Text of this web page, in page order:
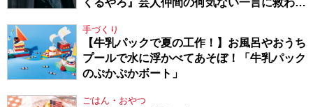
くるやろ』芸人仲間の何気ない一言に救われ
手づくり
【牛乳パックで夏の工作！】お風呂やおうち
プールで水に浮かべてあそぼ！「牛乳パック
のぷかぷかボート」
ごはん・おやつ